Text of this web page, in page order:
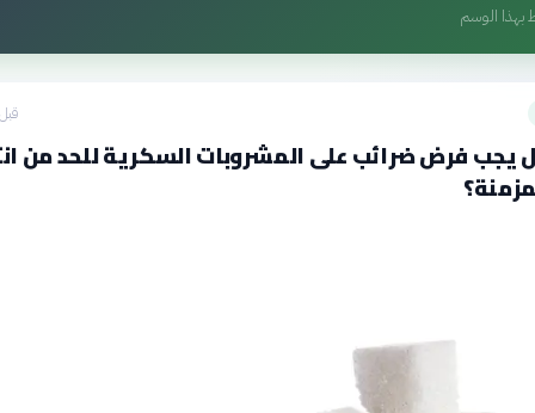
بهذا الوسم
قبل 4
يجب فرض ضرائب على المشروبات السكرية للحد من